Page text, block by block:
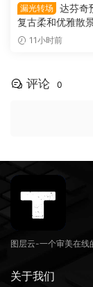
漏光转场 达芬奇
复古柔和优雅散
痕纹理叠加4K无
11小时前
评论 0
图层云-一个审美在线
关于我们